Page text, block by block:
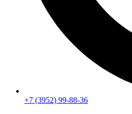
+7 (3952) 99-88-36